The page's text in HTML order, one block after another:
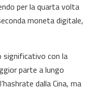
per la quarta volta
moneta digitale,
significativo con la
parte a lungo
dalla Cina, ma